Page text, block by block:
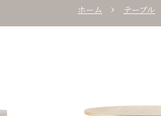
キッチンウェア
ホーム テーブル